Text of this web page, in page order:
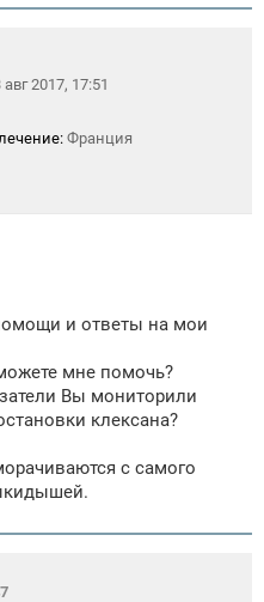
авг 2017, 17:51
Франция
и ответы на мои
мне помочь?
Вы мониторили
клексана?
с самого